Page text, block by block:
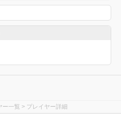
ー一覧 > プレイヤー詳細